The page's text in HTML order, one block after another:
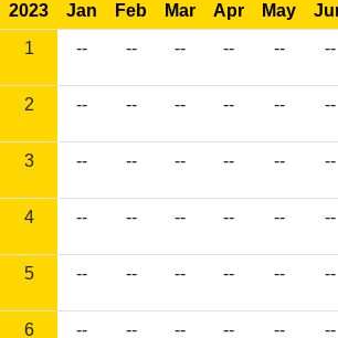
2023 Jan Feb Mar Apr May
1
-- -- -- -- -- --
2 -- -- -- -- -- --
3 -- -- -- -- -- --
4 -- -- -- -- -- --
5 -- -- -- -- -- --
6 -- -- -- -- -- --